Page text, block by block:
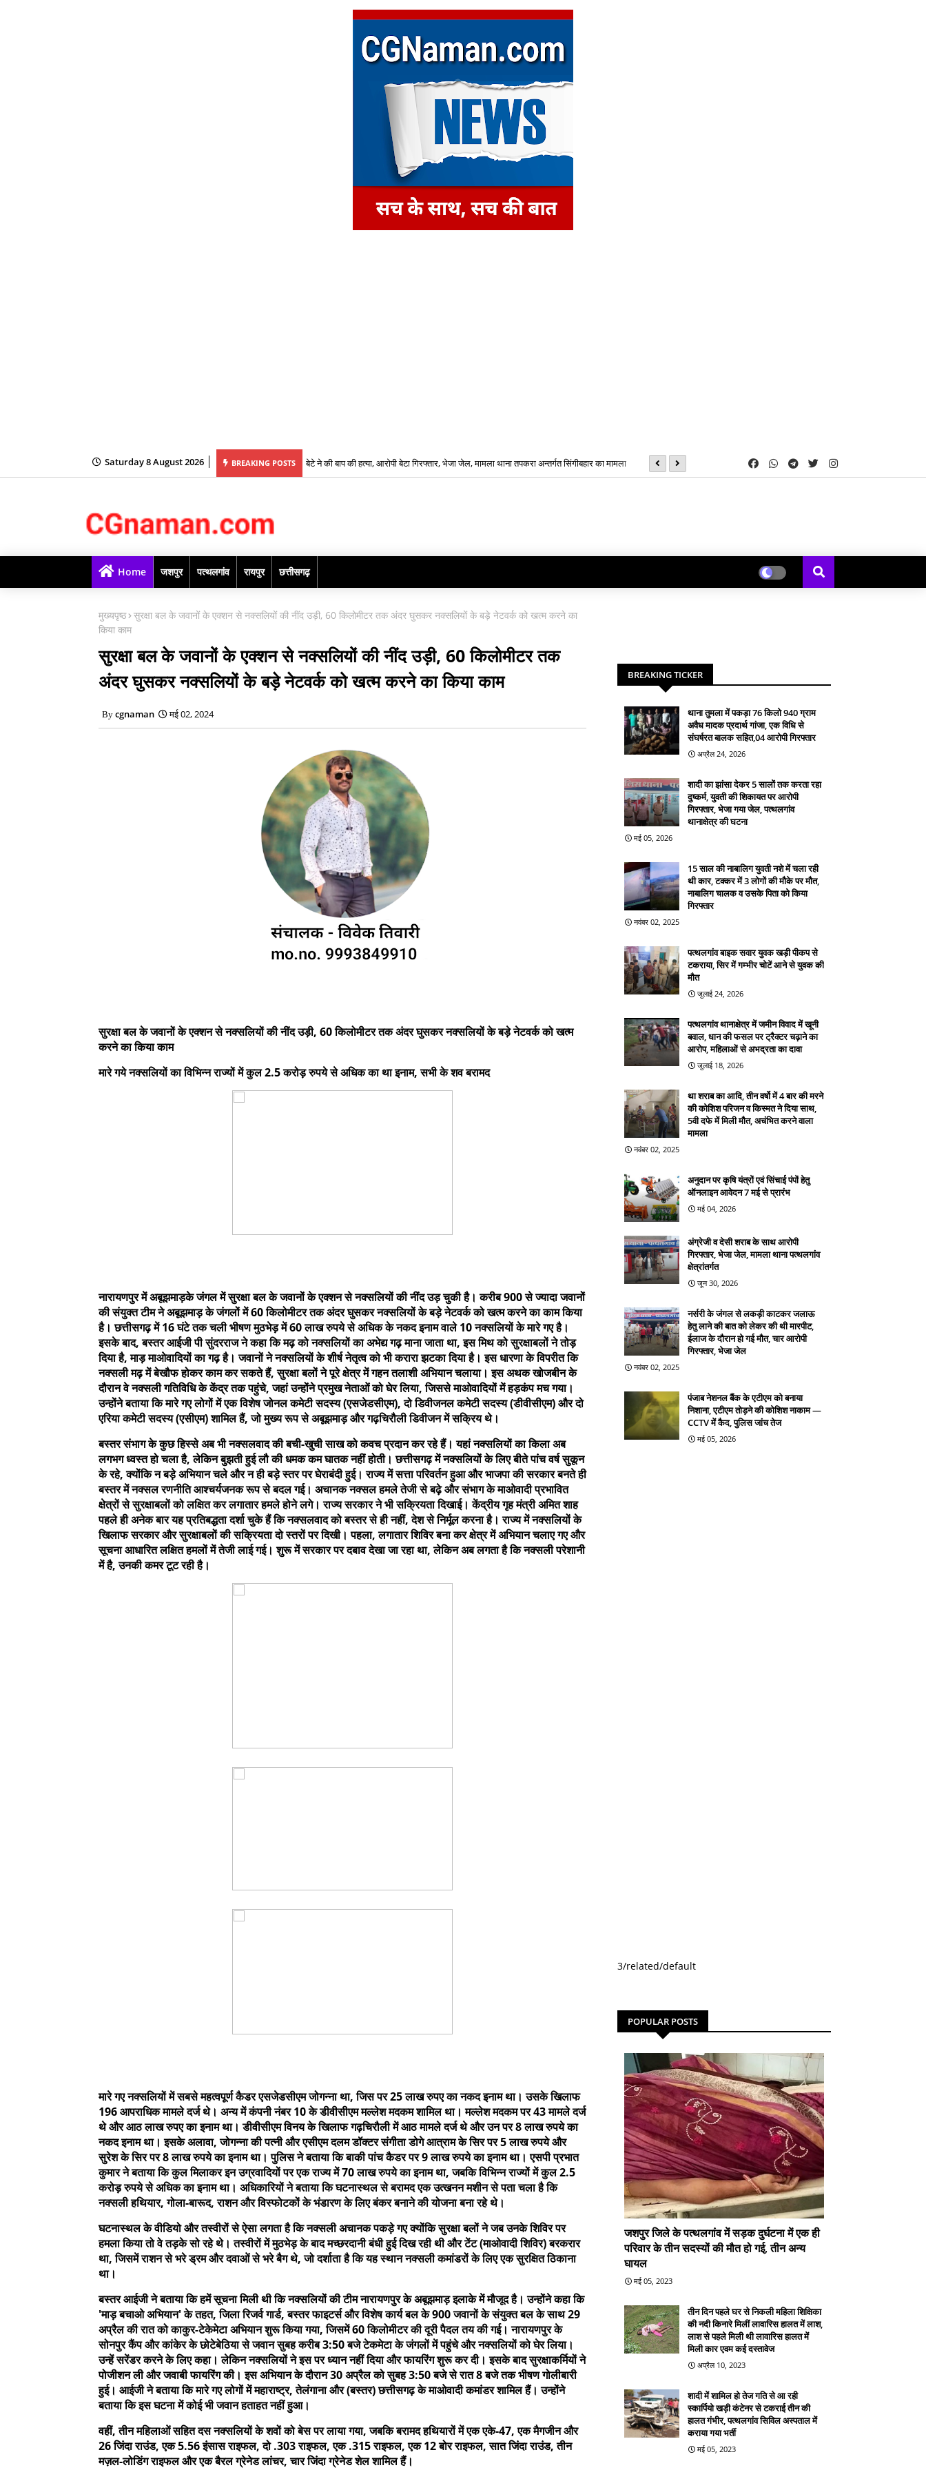
Saturday 8 August 2026 BREAKING POSTS
कार्यालयों में कर्मचारियों की भारी कमी को देखते हुए लिया गया एक महत्वपूर्ण प्रशासनिक निर्णय,
छत्तीसगढ़ में NEET-UG(एमबीबीएस/बीडीएस) प्रथम चरण काउंसिलिंग
Home जशपुर पत्थलगांव रायपुर छत्तीसगढ़
मुख्यपृष्ठ सुरक्षा बल के जवानों के एक्शन से नक्सलियों की नींद उड़ी, 60 किलोमीटर तक अंदर घुसकर नक्सलियों के बड़े नेटवर्क को खत्म करने का
किया काम
सुरक्षा बल के जवानों के एक्शन से नक्सलियों की नींद उड़ी, 60 किलोमीटर तक
अंदर घुसकर नक्सलियों के बड़े नेटवर्क को खत्म करने का किया काम
cgnaman मई 02, 2024
सुरक्षा बल के जवानों के एक्शन से नक्सलियों की नींद उड़ी, 60 किलोमीटर तक अंदर घुसकर नक्सलियों के बड़े नेटवर्क को खत्म
करने का किया काम
मारे गये नक्सलियों का विभिन्न राज्यों में कुल 2.5 करोड़ रुपये से अधिक का था इनाम, सभी के शव बरामद
नारायणपुर में अबूझमाड़के जंगल में सुरक्षा बल के जवानों के एक्शन से नक्सलियों की नींद उड़ चुकी है। करीब 900 से ज्यादा जवानों
की संयुक्त टीम ने अबूझमाड़ के जंगलों में 60 किलोमीटर तक अंदर घुसकर नक्सलियों के बड़े नेटवर्क को खत्म करने का काम किया
है। छत्तीसगढ़ में 16 घंटे तक चली भीषण मुठभेड़ में 60 लाख रुपये से अधिक के नकद इनाम वाले 10 नक्सलियों के मारे गए है।
इसके बाद, बस्तर आईजी पी सुंदरराज ने कहा कि मढ़ को नक्सलियों का अभेद्य गढ़ माना जाता था, इस मिथ को सुरक्षाबलों ने तोड़
दिया है, माड़ माओवादियों का गढ़ है। जवानों ने नक्सलियों के शीर्ष नेतृत्व को भी करारा झटका दिया है। इस धारणा के विपरीत कि
नक्सली मढ़ में बेखौफ होकर काम कर सकते हैं, सुरक्षा बलों ने पूरे क्षेत्र में गहन तलाशी अभियान चलाया। इस अथक खोजबीन के
दौरान वे नक्सली गतिविधि के केंद्र तक पहुंचे, जहां उन्होंने प्रमुख नेताओं को घेर लिया, जिससे माओवादियों में हड़कंप मच गया।
उन्होंने बताया कि मारे गए लोगों में एक विशेष जोनल कमेटी सदस्य (एसजेडसीएम), दो डिवीजनल कमेटी सदस्य (डीवीसीएम) और दो
एरिया कमेटी सदस्य (एसीएम) शामिल हैं, जो मुख्य रूप से अबूझमाड़ और गढ़चिरौली डिवीजन में सक्रिय थे।
बस्तर संभाग के कुछ हिस्से अब भी नक्सलवाद की बची-खुची साख को कवच प्रदान कर रहे हैं। यहां नक्सलियों का किला अब
लगभग ध्वस्त हो चला है, लेकिन बुझती हुई लौ की धमक कम घातक नहीं होती। छत्तीसगढ़ में नक्सलियों के लिए बीते पांच वर्ष सुकून
के रहे, क्योंकि न बड़े अभियान चले और न ही बड़े स्तर पर घेराबंदी हुई। राज्य में सत्ता परिवर्तन हुआ और भाजपा की सरकार बनते ही
बस्तर में नक्सल रणनीति आश्चर्यजनक रूप से बदल गई। अचानक नक्सल हमले तेजी से बढ़े और संभाग के माओवादी प्रभावित
क्षेत्रों से सुरक्षाबलों को लक्षित कर लगातार हमले होने लगे। राज्य सरकार ने भी सक्रियता दिखाई। केंद्रीय गृह मंत्री अमित शाह
पहले ही अनेक बार यह प्रतिबद्धता दर्शा चुके हैं कि नक्सलवाद को बस्तर से ही नहीं, देश से निर्मूल करना है। राज्य में नक्सलियों के
खिलाफ सरकार और सुरक्षाबलों की सक्रियता दो स्तरों पर दिखी। पहला, लगातार शिविर बना कर क्षेत्र में अभियान चलाए गए और
सूचना आधारित लक्षित हमलों में तेजी लाई गई। शुरू में सरकार पर दबाव देखा जा रहा था, लेकिन अब लगता है कि नक्सली परेशानी
में है, उनकी कमर टूट रही है।
मारे गए नक्सलियों में सबसे महत्वपूर्ण कैडर एसजेडसीएम जोगन्ना था, जिस पर 25 लाख रुपए का नकद इनाम था। उसके खिलाफ
196 आपराधिक मामले दर्ज थे। अन्य में कंपनी नंबर 10 के डीवीसीएम मल्लेश मदकम शामिल था। मल्लेश मदकम पर 43 मामले दर्ज
थे और आठ लाख रुपए का इनाम था। डीवीसीएम विनय के खिलाफ गढ़चिरौली में आठ मामले दर्ज थे और उन पर 8 लाख रुपये का
नकद इनाम था। इसके अलावा, जोगन्ना की पत्नी और एसीएम दलम डॉक्टर संगीता डोगे आत्राम के सिर पर 5 लाख रुपये और
सुरेश के सिर पर 8 लाख रुपये का इनाम था। पुलिस ने बताया कि बाकी पांच कैडर पर 9 लाख रुपये का इनाम था। एसपी प्रभात
कुमार ने बताया कि कुल मिलाकर इन उग्रवादियों पर एक राज्य में 70 लाख रुपये का इनाम था, जबकि विभिन्न राज्यों में कुल 2.5
करोड़ रुपये से अधिक का इनाम था। अधिकारियों ने बताया कि घटनास्थल से बरामद एक उत्खनन मशीन से पता चला है कि
नक्सली हथियार, गोला-बारूद, राशन और विस्फोटकों के भंडारण के लिए बंकर बनाने की योजना बना रहे थे।
घटनास्थल के वीडियो और तस्वीरों से ऐसा लगता है कि नक्सली अचानक पकड़े गए क्योंकि सुरक्षा बलों ने जब उनके शिविर पर
हमला किया तो वे तड़के सो रहे थे। तस्वीरों में मुठभेड़ के बाद मच्छरदानी बंधी हुई दिख रही थी और टेंट (माओवादी शिविर) बरकरार
था, जिसमें राशन से भरे ड्रम और दवाओं से भरे बैग थे, जो दर्शाता है कि यह स्थान नक्सली कमांडरों के लिए एक सुरक्षित ठिकाना
था।
बस्तर आईजी ने बताया कि हमें सूचना मिली थी कि नक्सलियों की टीम नारायणपुर के अबूझमाड़ इलाके में मौजूद है। उन्होंने कहा कि
'माड़ बचाओ अभियान' के तहत, जिला रिजर्व गार्ड, बस्तर फाइटर्स और विशेष कार्य बल के 900 जवानों के संयुक्त बल के साथ 29
अप्रैल की रात को काकुर-टेकेमेटा अभियान शुरू किया गया, जिसमें 60 किलोमीटर की दूरी पैदल तय की गई। नारायणपुर के
सोनपुर कैंप और कांकेर के छोटेबेठिया से जवान सुबह करीब 3:50 बजे टेकमेटा के जंगलों में पहुंचे और नक्सलियों को घेर लिया।
उन्हें सरेंडर करने के लिए कहा। लेकिन नक्सलियों ने इस पर ध्यान नहीं दिया और फायरिंग शुरू कर दी। इसके बाद सुरक्षाकर्मियों ने
पोजीशन ली और जवाबी फायरिंग की। इस अभियान के दौरान 30 अप्रैल को सुबह 3:50 बजे से रात 8 बजे तक भीषण गोलीबारी
हुई। आईजी ने बताया कि मारे गए लोगों में महाराष्ट्र, तेलंगाना और (बस्तर) छत्तीसगढ़ के माओवादी कमांडर शामिल हैं। उन्होंने
बताया कि इस घटना में कोई भी जवान हताहत नहीं हुआ।
वहीं, तीन महिलाओं सहित दस नक्सलियों के शवों को बेस पर लाया गया, जबकि बरामद हथियारों में एक एके-47, एक मैगजीन और
26 जिंदा राउंड, एक 5.56 इंसास राइफल, दो .303 राइफल, एक .315 राइफल, एक 12 बोर राइफल, सात जिंदा राउंड, तीन
मज़ल-लोडिंग राइफल और एक बैरल ग्रेनेड लांचर, चार जिंदा ग्रेनेड शेल शामिल हैं।
BREAKING TICKER
थाना तुमला में पकड़ा 76 किलो 940 ग्राम
अवैध मादक प्रदार्थ गांजा, एक विधि से
संघर्षरत बालक सहित,04 आरोपी गिरफ्तार
अप्रैल 24, 2026
शादी का झांसा देकर 5 सालों तक करता रहा
दुष्कर्म, युवती की शिकायत पर आरोपी
गिरफ्तार, भेजा गया जेल, पत्थलगांव
थानाक्षेत्र की घटना
मई 05, 2026
15 साल की नाबालिग युवती नशे में चला रही
थी कार, टक्कर में 3 लोगों की मौके पर मौत,
नाबालिग चालक व उसके पिता को किया
गिरफ्तार
नवंबर 02, 2025
पत्थलगांव बाइक सवार युवक खड़ी पीकप से
टकराया, सिर में गम्भीर चोटें आने से युवक की
मौत
जुलाई 24, 2026
पत्थलगांव थानाक्षेत्र में जमीन विवाद में खूनी
बवाल, धान की फसल पर ट्रैक्टर चढ़ाने का
आरोप, महिलाओं से अभद्रता का दावा
जुलाई 18, 2026
था शराब का आदि, तीन वर्षो में 4 बार की मरने
की कोशिश परिजन व किस्मत ने दिया साथ,
5वी दफे में मिली मौत, अचंभित करने वाला
मामला
नवंबर 02, 2025
अनुदान पर कृषि यंत्रों एवं सिंचाई पंपों हेतु
ऑनलाइन आवेदन 7 मई से प्रारंभ
मई 04, 2026
अंग्रेजी व देसी शराब के साथ आरोपी
गिरफ्तार, भेजा जेल, मामला थाना पत्थलगांव
क्षेत्रांतर्गत
जून 30, 2026
नर्सरी के जंगल से लकड़ी काटकर जलाऊ
हेतु लाने की बात को लेकर की थी मारपीट,
ईलाज के दौरान हो गई मौत, चार आरोपी
गिरफ्तार, भेजा जेल
नवंबर 02, 2025
पंजाब नेशनल बैंक के एटीएम को बनाया
निशाना, एटीएम तोड़ने की कोशिश नाकाम —
CCTV में कैद, पुलिस जांच तेज
मई 05, 2026
3/related/default
POPULAR POSTS
जशपुर जिले के पत्थलगांव में सड़क दुर्घटना में एक ही
परिवार के तीन सदस्यों की मौत हो गई, तीन अन्य
घायल
मई 05, 2023
तीन दिन पहले घर से निकली महिला शिक्षिका
की नदी किनारे मिलीं लावारिस हालत में लाश,
लाश से पहले मिली थी लावारिस हालत में
मिली कार एवम कई दस्तावेज
अप्रैल 10, 2023
शादी में शामिल हो तेज गति से आ रही
स्कार्पियो खड़ी कंटेनर से टकराई तीन की
हालत गंभीर, पत्थलगांव सिविल अस्पताल में
कराया गया भर्ती
मई 05, 2023